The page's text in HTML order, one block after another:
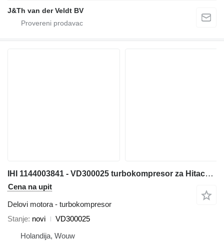
J&Th van der Veldt BV
IHI 1144003841 - VD300025 turbokompresor za Hitachi ZX600 ZX800 JD600C ZX650H ZX850H JD800LC ZX670-5G ZX870-5G bagera
Cena na upit
Delovi motora - turbokompresor
Stanje novi
VD300025
Holandija, Wouw